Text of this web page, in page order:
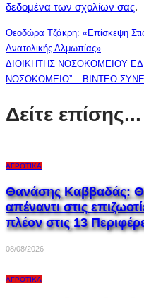
δεδομένα των σχολίων σας.
Θεοδώρα Τζάκρη: «Επίσκεψη
Ανατολικής Αλμωπίας»
ΔΙΟΙΚΗΤΗΣ ΝΟΣΟΚΟΜΕΙΟΥ
ΝΟΣΟΚΟΜΕΙΟ” – ΒΙΝΤΕΟ
Δείτε επίσης...
ΑΓΡΟΤΙΚΆ
Θανάσης Καββαδάς:
απέναντι στις
πλέον στις 13
08/08/2026
ΑΓΡΟΤΙΚΆ